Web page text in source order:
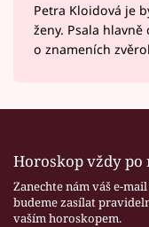
Petra Kloidová je
ženy. Psala
o znameních
Horoskop vždy po
Zanechte nám váš e-
budeme zasílat
vaším horoskopem.